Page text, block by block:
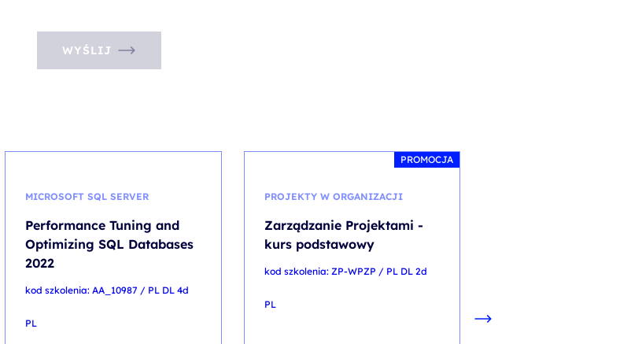
WYŚLIJ
MICROSOFT SQL SERVER
Performance Tuning and
Optimizing SQL Databases
2022
kod szkolenia: AA_10987 / PL DL 4d
PL
PROMOCJA
PROJEKTY W ORGANIZACJI
Zarządzanie Projektami -
kurs podstawowy
kod szkolenia: ZP-WPZP / PL DL 2d
PL